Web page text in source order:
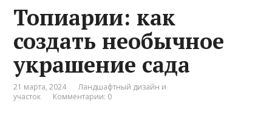
Топиарии: как
создать необычное
украшение сада
21 марта, 2024
Ландшафтный дизайн и
участок
Комментарии: 0